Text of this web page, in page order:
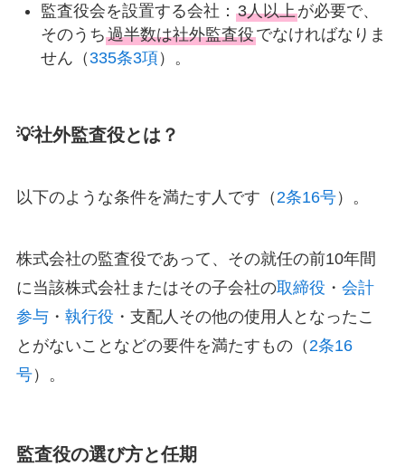
監査役会を設置する会社： 3人以上が必要で、
そのうち過半数は社外監査役でなければなりま
せん（ 335条3項）。
💡社外監査役とは？
以下のような条件を満たす人です（ 2条16号）。
株式会社の監査役であって、その就任の前10年間
に当該株式会社またはその子会社の取締役 ・ 会計
参与・ 執行役 ・支配人その他の使用人となったこ
とがないことなどの要件を満たすもの（ 2条16
号）。
監査役の選び方と任期